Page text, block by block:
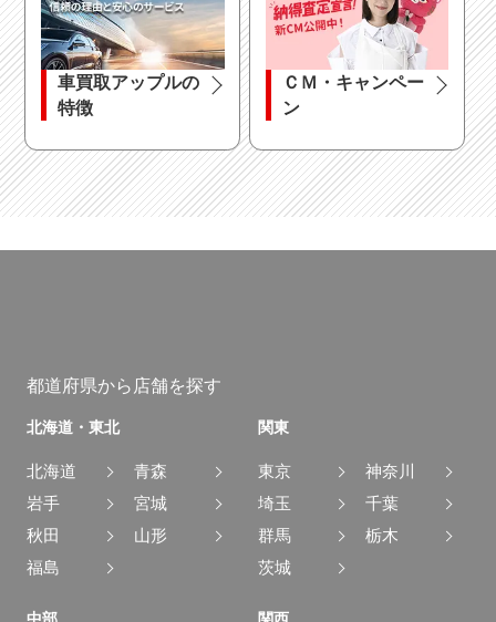
車買取アップルの
特徴
ＣＭ・キャンペー
ン
都道府県から店舗を探す
北海道・東北
北海道
青森
岩手
宮城
秋田
山形
福島
関東
東京
神奈川
埼玉
千葉
群馬
栃木
茨城